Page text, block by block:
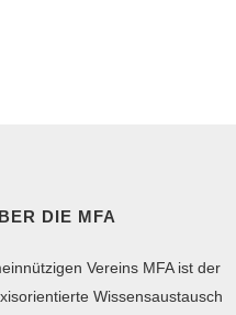
DIE MFA
Vereins MFA ist der
Wissensaustausch